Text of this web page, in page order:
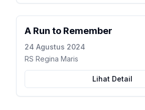
A Run to Remember
24 Agustus 2024
RS Regina Maris
Lihat Detail